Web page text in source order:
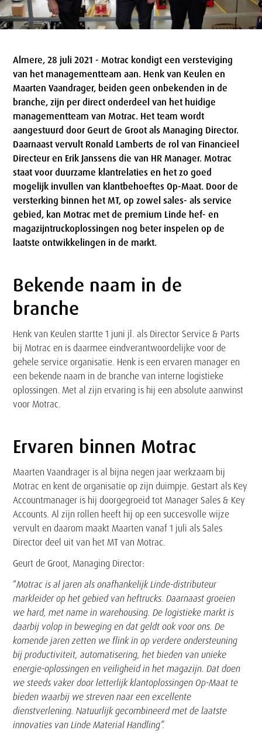
Almere, 28 juli 2021 - Motrac kondigt een versteviging
van het managementteam aan. Henk van Keulen en
Maarten Vaandrager, beiden geen onbekenden in de
branche, zijn per direct onderdeel van het huidige
managementteam van Motrac. Het team wordt
aangestuurd door Geurt de Groot als Managing Director.
Daarnaast vervult Ronald Lamberts de rol van Financieel
Directeur en Erik Janssens die van HR Manager. Motrac
staat voor duurzame klantrelaties en het zo goed
mogelijk invullen van klantbehoeftes Op-Maat. Door de
versterking binnen het MT, op zowel sales- als service
gebied, kan Motrac met de premium Linde hef- en
magazijntruckoplossingen nog beter inspelen op de
laatste ontwikkelingen in de markt.
Tekst
Bekende naam in de
branche
Henk van Keulen startte 1 juni jl. als Director Service & Parts
bij Motrac en is daarmee eindverantwoordelijke voor de
gehele service organisatie. Henk is een ervaren manager en
een bekende naam in de branche van interne logistieke
oplossingen. Met al zijn ervaring is hij een absolute aanwinst
voor Motrac.
Tekst
Ervaren binnen Motrac
Maarten Vaandrager is al bijna negen jaar werkzaam bij
Motrac en kent de organisatie op zijn duimpje. Gestart als Key
Accountmanager is hij doorgegroeid tot Manager Sales & Key
Accounts. Al zijn rollen heeft hij op een succesvolle wijze
vervult en daarom maakt Maarten vanaf 1 juli als Sales
Director deel uit van het MT van Motrac.
Geurt de Groot, Managing Director:
“Motrac is al jaren als onafhankelijk Linde-distributeur
markleider op het gebied van heftrucks. Daarnaast groeien
we hard, met name in warehousing. De logistieke markt is
daarbij volop in beweging en dat geldt ook voor ons. De
komende jaren zetten we flink in op verdere ondersteuning
bij productiviteit, automatisering, het bieden van unieke
energie-oplossingen en veiligheid in het magazijn. Dat doen
we steeds vaker door letterlijk klantoplossingen Op-Maat te
bieden waarbij we streven naar een excellente
dienstverlening. Natuurlijk gecombineerd met de laatste
innovaties van Linde Material Handling”.